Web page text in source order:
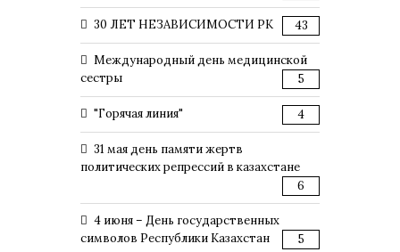
30 ЛЕТ НЕЗАВИСИМОСТИ РК 43
Международный день медицинской
сестры
5
"Горячая линия" 4
31 мая день памяти жертв
политических репрессий в казахстане
6
4 июня – День государственных
символов Республики Казахстан
5